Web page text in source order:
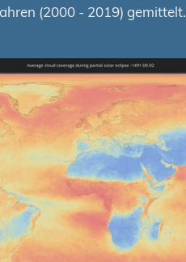
(2000 - 2019) gemittelt.